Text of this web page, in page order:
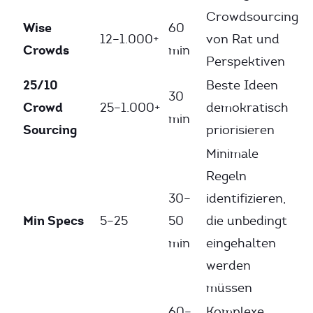
Wise
Crowds
12–1.000+
60
min
Crowdsourcing
von Rat und
Perspektiven
25/10
Crowd
Sourcing
25–1.000+
30
min
Beste Ideen
demokratisch
priorisieren
Min Specs 5–25
30–
50
min
Minimale
Regeln
identifizieren,
die unbedingt
eingehalten
werden
müssen